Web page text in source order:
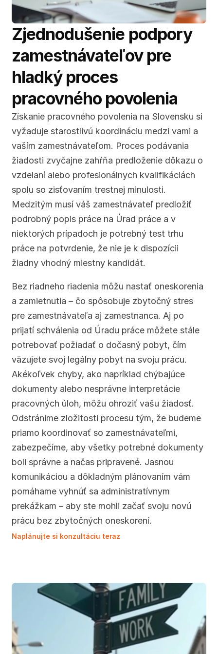
Zjednodušenie podpory
zamestnávateľov pre
hladký proces
pracovného povolenia
Získanie pracovného povolenia na Slovensku si
vyžaduje starostlivú koordináciu medzi vami a
vaším zamestnávateľom. Proces podávania
žiadosti zvyčajne zahŕňa predloženie dôkazu o
vzdelaní alebo profesionálnych kvalifikáciách
spolu so zisťovaním trestnej minulosti.
Medzitým musí váš zamestnávateľ predložiť
podrobný popis práce na Úrad práce a v
niektorých prípadoch je potrebný test trhu
práce na potvrdenie, že nie je k dispozícii
žiadny vhodný miestny kandidát.
Bez riadneho riadenia môžu nastať oneskorenia
a zamietnutia – čo spôsobuje zbytočný stres
pre zamestnávateľa aj zamestnanca. Aj po
prijatí schválenia od Úradu práce môžete stále
potrebovať požiadať o dočasný pobyt, čím
väzujete svoj legálny pobyt na svoju prácu.
Akékoľvek chyby, ako napríklad chýbajúce
dokumenty alebo nesprávne interpretácie
pracovných úloh, môžu ohroziť vašu žiadosť.
Odstránime zložitosti procesu tým, že budeme
priamo koordinovať so zamestnávateľmi,
zabezpečíme, aby všetky potrebné dokumenty
boli správne a načas pripravené. Jasnou
komunikáciou a dôkladným plánovaním vám
pomáhame vyhnúť sa administratívnym
prekážkam – aby ste mohli začať svoju novú
prácu bez zbytočných oneskorení.
Naplánujte si konzultáciu teraz